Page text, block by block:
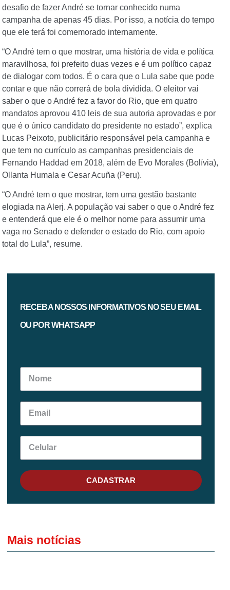
desafio de fazer André se tornar conhecido numa
campanha de apenas 45 dias. Por isso, a notícia do tempo
que ele terá foi comemorado internamente.
“O André tem o que mostrar, uma história de vida e política
maravilhosa, foi prefeito duas vezes e é um político capaz
de dialogar com todos. É o cara que o Lula sabe que pode
contar e que não correrá de bola dividida. O eleitor vai
saber o que o André fez a favor do Rio, que em quatro
mandatos aprovou 410 leis de sua autoria aprovadas e por
que é o único candidato do presidente no estado”, explica
Lucas Peixoto, publicitário responsável pela campanha e
que tem no currículo as campanhas presidenciais de
Fernando Haddad em 2018, além de Evo Morales (Bolívia),
Ollanta Humala e Cesar Acuña (Peru).
“O André tem o que mostrar, tem uma gestão bastante
elogiada na Alerj. A população vai saber o que o André fez
e entenderá que ele é o melhor nome para assumir uma
vaga no Senado e defender o estado do Rio, com apoio
total do Lula”, resume.
RECEBA NOSSOS INFORMATIVOS NO SEU EMAIL
OU POR WHATSAPP
CADASTRAR
Mais notícias